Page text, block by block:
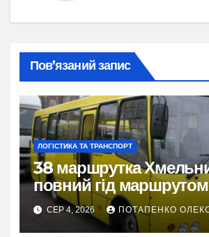
Пов’язаний запис
ЛОГІСТИКА ТА ТРАНСПОРТ
38 маршрутка
повний гід
міста
СЕР 4, 2026 ПОТАПЕНКО